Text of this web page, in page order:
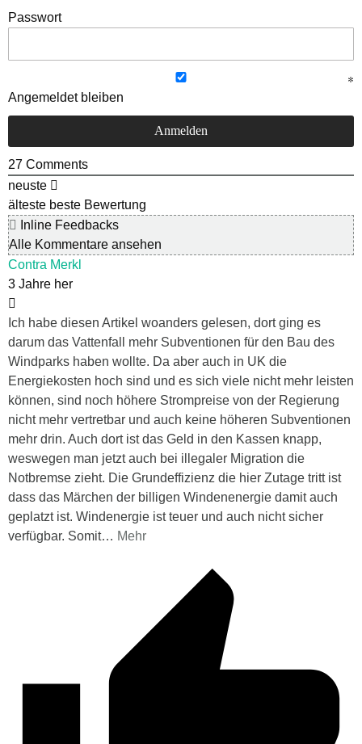
Passwort
Angemeldet bleiben
27 Comments
neuste
älteste beste Bewertung
Inline Feedbacks
Alle Kommentare ansehen
Contra Merkl
3 Jahre her
Ich habe diesen Artikel woanders gelesen, dort ging es
darum das Vattenfall mehr Subventionen für den Bau des
Windparks haben wollte. Da aber auch in UK die
Energiekosten hoch sind und es sich viele nicht mehr leisten
können, sind noch höhere Strompreise von der Regierung
nicht mehr vertretbar und auch keine höheren Subventionen
mehr drin. Auch dort ist das Geld in den Kassen knapp,
weswegen man jetzt auch bei illegaler Migration die
Notbremse zieht. Die Grundeffizienz die hier Zutage tritt ist
dass das Märchen der billigen Windenenergie damit auch
geplatzt ist. Windenergie ist teuer und auch nicht sicher
verfügbar. Somit… Mehr